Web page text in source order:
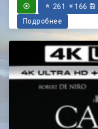
261
166
Подробнее